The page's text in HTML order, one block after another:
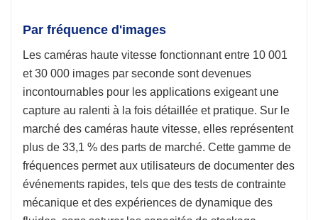
Par fréquence d'images
Les caméras haute vitesse fonctionnant entre 10 001
et 30 000 images par seconde sont devenues
incontournables pour les applications exigeant une
capture au ralenti à la fois détaillée et pratique. Sur le
marché des caméras haute vitesse, elles représentent
plus de 33,1 % des parts de marché. Cette gamme de
fréquences permet aux utilisateurs de documenter des
événements rapides, tels que des tests de contrainte
mécanique et des expériences de dynamique des